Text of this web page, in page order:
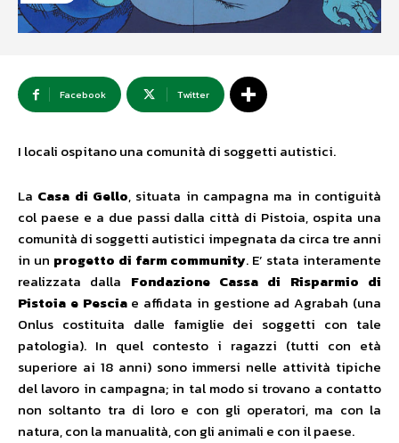
Facebook Twitter
I locali ospitano una comunità di soggetti autistici.
La Casa di Gello, situata in campagna ma in contiguità
col paese e a due passi dalla città di Pistoia, ospita una
comunità di soggetti autistici impegnata da circa tre anni
in un progetto di farm community. E’ stata interamente
realizzata dalla Fondazione Cassa di Risparmio di
Pistoia e Pesciae affidata in gestione ad Agrabah (una
Onlus costituita dalle famiglie dei soggetti con tale
patologia). In quel contesto i ragazzi (tutti con età
superiore ai 18 anni) sono immersi nelle attività tipiche
del lavoro in campagna; in tal modo si trovano a contatto
non soltanto tra di loro e con gli operatori, ma con la
natura, con la manualità, con gli animali e con il paese.